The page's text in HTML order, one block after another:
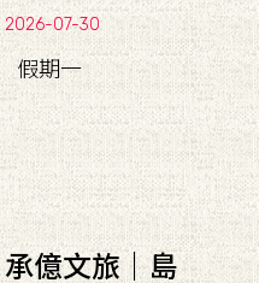
2026-07-30
假期一
承億文旅｜島